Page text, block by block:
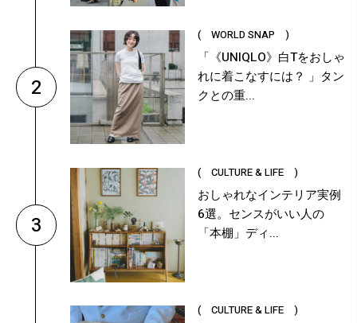
2
( WORLD SNAP )
「《UNIQLO》白Tをおしゃ
れに着こなすには？ 」タン
クとの重...
3
( CULTURE & LIFE )
おしゃれなインテリア実例
6選。センスがいい人の
「本棚」ディ...
( CULTURE & LIFE )